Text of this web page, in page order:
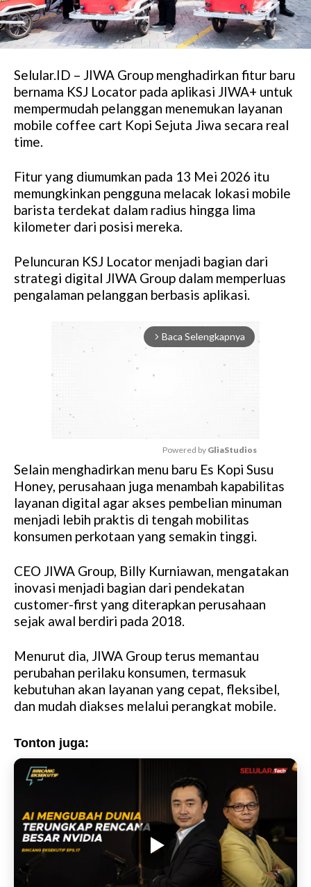
Selular.ID – JIWA Group menghadirkan fitur baru
bernama KSJ Locator pada aplikasi JIWA+ untuk
mempermudah pelanggan menemukan layanan
mobile coffee cart Kopi Sejuta Jiwa secara real
time.
Fitur yang diumumkan pada 13 Mei 2026 itu
memungkinkan pengguna melacak lokasi mobile
barista terdekat dalam radius hingga lima
kilometer dari posisi mereka.
Peluncuran KSJ Locator menjadi bagian dari
strategi digital JIWA Group dalam memperluas
pengalaman pelanggan berbasis aplikasi.
arrow_forward_ios Baca Selengkapnya
M
u
e
Powered by GliaStudios
Selain menghadirkan menu baru Es Kopi Susu
Honey, perusahaan juga menambah kapabilitas
layanan digital agar akses pembelian minuman
menjadi lebih praktis di tengah mobilitas
konsumen perkotaan yang semakin tinggi.
CEO JIWA Group, Billy Kurniawan, mengatakan
inovasi menjadi bagian dari pendekatan
customer-first yang diterapkan perusahaan
sejak awal berdiri pada 2018.
Menurut dia, JIWA Group terus memantau
perubahan perilaku konsumen, termasuk
kebutuhan akan layanan yang cepat, fleksibel,
dan mudah diakses melalui perangkat mobile.
Tonton juga: